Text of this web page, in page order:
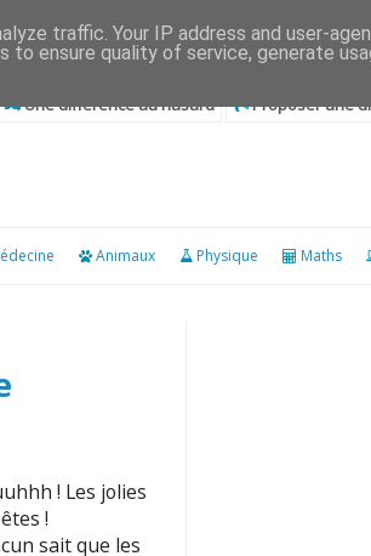
Une différence au hasard Proposer une
Animaux Physique Maths
! Les jolies
!
sait que les
traffic. Your IP address and user-
to ensure quality of service, generate